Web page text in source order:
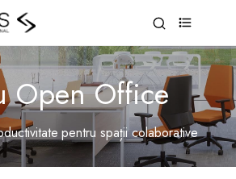
Open Office
pentru spații colaborative